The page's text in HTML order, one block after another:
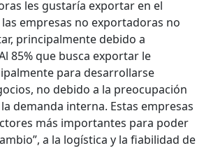
les gustaría exportar en el
empresas no exportadoras no
principalmente debido a
85% que busca exportar le
para desarrollarse
no debido a la preocupación
demanda interna. Estas empresas
más importantes para poder
a la logística y la fiabilidad de